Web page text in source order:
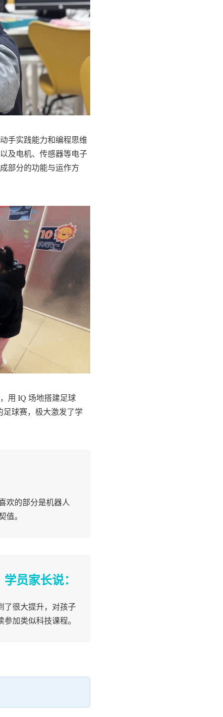
手实践能力和编程思维
及电机、传感器等电子
部分的功能与运作方
用 IQ 场地搭建足球
足球赛，极大激发了学
欢的部分是机器人
。
学员家长说：
了很大提升，对孩子
加类似科技课程。